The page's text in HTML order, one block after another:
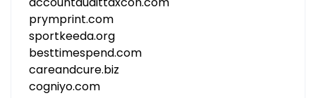
prymprint.com
sportkeeda.org
besttimespend.com
careandcure.biz
cogniyo.com